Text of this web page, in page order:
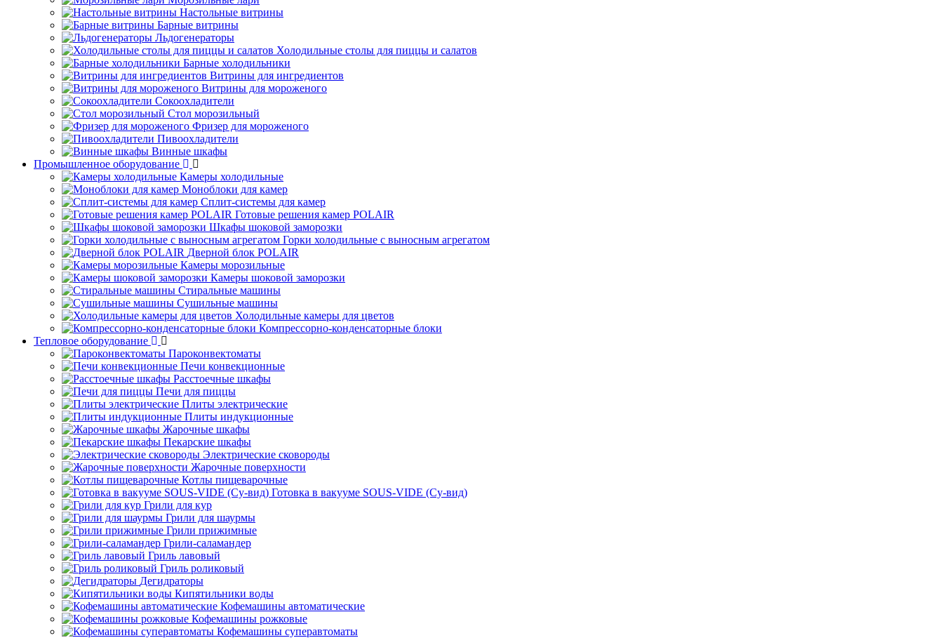
Настольные витрины
Барные витрины
Льдогенераторы
Холодильные столы для пиццы и салатов
Барные холодильники
Витрины для ингредиентов
Витрины для мороженого
Сокоохладители
Стол морозильный
Фризер для мороженого
Пивоохладители
Винные шкафы
Промышленное оборудование
Камеры холодильные
Моноблоки для камер
Сплит-системы для камер
Готовые решения камер POLAIR
Шкафы шоковой заморозки
Горки холодильные с выносным агрегатом
Дверной блок POLAIR
Камеры морозильные
Камеры шоковой заморозки
Стиральные машины
Сушильные машины
Холодильные камеры для цветов
Компрессорно-конденсаторные блоки
Тепловое оборудование
Пароконвектоматы
Печи конвекционные
Расстоечные шкафы
Печи для пиццы
Плиты электрические
Плиты индукционные
Жарочные шкафы
Пекарские шкафы
Электрические сковороды
Жарочные поверхности
Котлы пищеварочные
Готовка в вакууме SOUS-VIDE (Су-вид)
Грили для кур
Грили для шаурмы
Грили прижимные
Грили-саламандер
Гриль лавовый
Гриль роликовый
Дегидраторы
Кипятильники воды
Кофемашины автоматические
Кофемашины рожковые
Кофемашины суперавтоматы